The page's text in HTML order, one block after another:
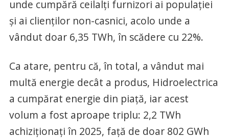
unde cumpără ceilalți furnizori ai populației
și ai clienților non-casnici, acolo unde a
vândut doar 6,35 TWh, în scădere cu 22%.
Ca atare, pentru că, în total, a vândut mai
multă energie decât a produs, Hidroelectrica
a cumpărat energie din piață, iar acest
volum a fost aproape triplu: 2,2 TWh
achiziționați în 2025, față de doar 802 GWh